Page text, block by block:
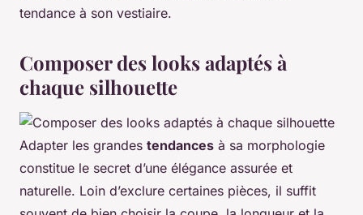
tendance à son vestiaire.
Composer des looks adaptés à
chaque silhouette
Adapter les grandes tendances à sa morphologie
constitue le secret d’une élégance assurée et
naturelle. Loin d’exclure certaines pièces, il suffit